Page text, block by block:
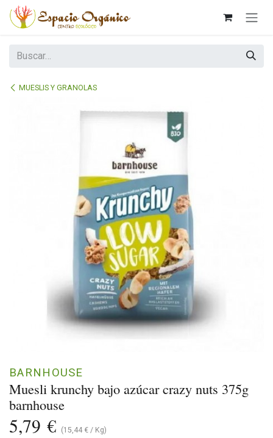
Ir al contenido
MUESLIS Y GRANOLAS
Muesli krunchy bajo azúcar crazy nuts 375g
barnhouse
BARNHOUSE
5,79 € (15,44 € / Kg)